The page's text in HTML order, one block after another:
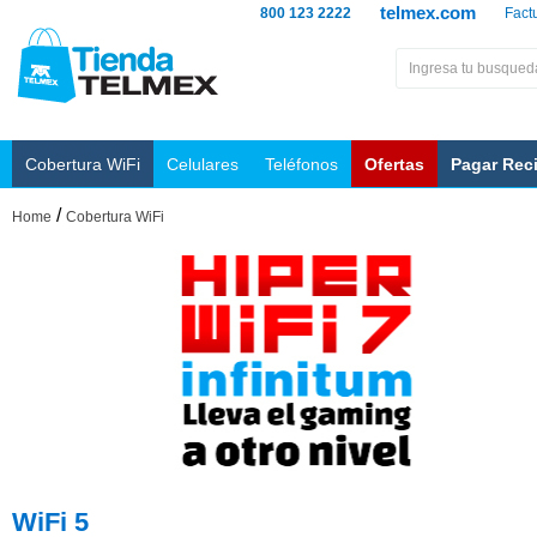
telmex.com
800 123 2222
Cobertura WiFi Celulares Teléfonos Ofertas Pagar
Home / Cobertura WiFi
WiFi 5